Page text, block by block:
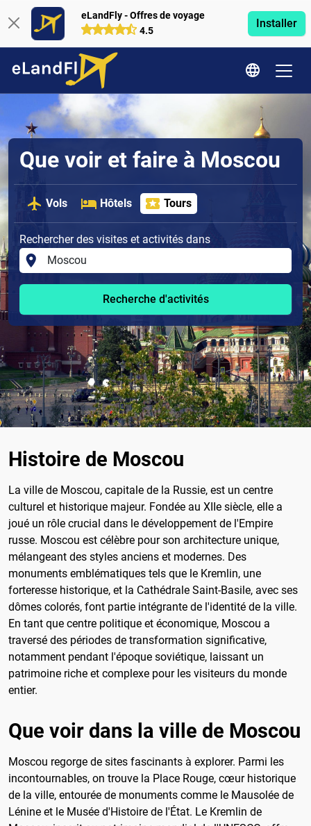
eLandFly - Offres de voyage
4.5
Installer
Que voir et faire à Moscou
Vols Hôtels Tours
Rechercher des visites et activités dans
Recherche d'activités
Histoire de Moscou
La ville de Moscou, capitale de la Russie, est un centre
culturel et historique majeur. Fondée au XIIe siècle, elle a
joué un rôle crucial dans le développement de l'Empire
russe. Moscou est célèbre pour son architecture unique,
mélangeant des styles anciens et modernes. Des
monuments emblématiques tels que le Kremlin, une
forteresse historique, et la Cathédrale Saint-Basile, avec ses
dômes colorés, font partie intégrante de l'identité de la ville.
En tant que centre politique et économique, Moscou a
traversé des périodes de transformation significative,
notamment pendant l'époque soviétique, laissant un
patrimoine riche et complexe pour les visiteurs du monde
entier.
Que voir dans la ville de Moscou
Moscou regorge de sites fascinants à explorer. Parmi les
incontournables, on trouve la Place Rouge, cœur historique
de la ville, entourée de monuments comme le Mausolée de
Lénine et le Musée d'Histoire de l'État. Le Kremlin de